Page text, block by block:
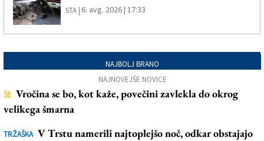
STA | 6. avg. 2026 | 17:33
NAJBOLJ BRANO
NAJNOVEJŠE NOVICE
ŠE Vročina se bo, kot kaže, povečini zavlekla do okrog
velikega šmarna
TRŽAŠKA V Trstu namerili najtoplejšo noč, odkar obstajajo